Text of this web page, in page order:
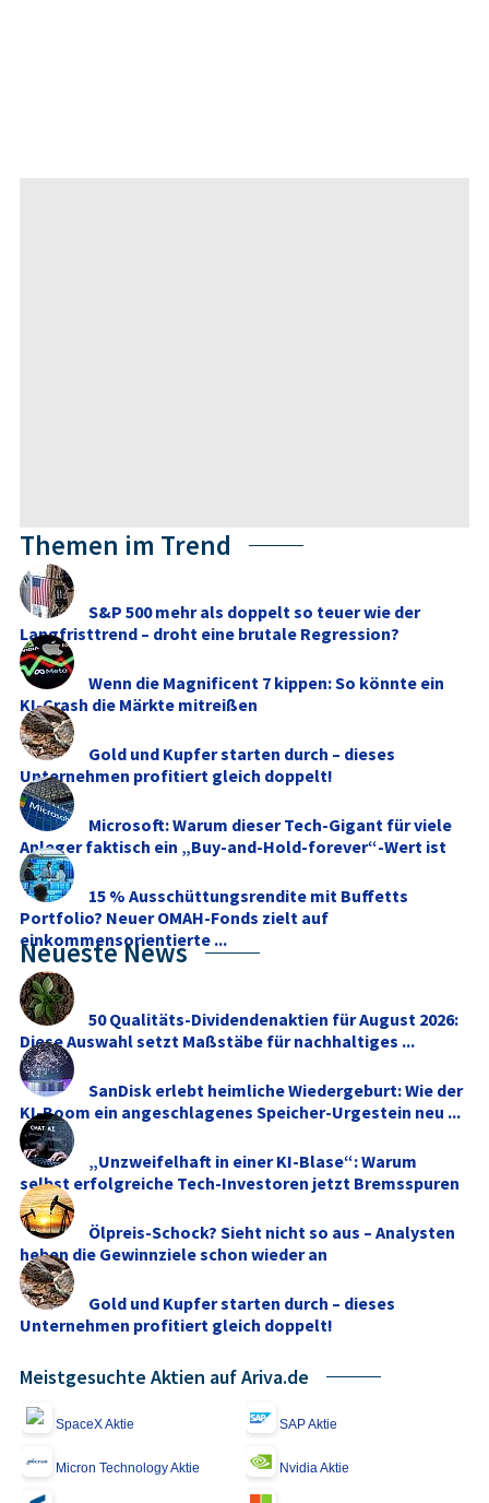
Themen im Trend
S&P 500 mehr als doppelt so teuer wie der
Langfristtrend – droht eine brutale Regression?
Wenn die Magnificent 7 kippen: So könnte ein
KI-Crash die Märkte mitreißen
Gold und Kupfer starten durch – dieses
Unternehmen profitiert gleich doppelt!
Microsoft: Warum dieser Tech-Gigant für viele
Anleger faktisch ein „Buy-and-Hold-forever“-Wert ist
15 % Ausschüttungsrendite mit Buffetts
Portfolio? Neuer OMAH-Fonds zielt auf
einkommensorientierte ...
Neueste News
50 Qualitäts-Dividendenaktien für August 2026:
Diese Auswahl setzt Maßstäbe für nachhaltiges ...
SanDisk erlebt heimliche Wiedergeburt: Wie der
KI-Boom ein angeschlagenes Speicher-Urgestein neu ...
„Unzweifelhaft in einer KI-Blase“: Warum
selbst erfolgreiche Tech-Investoren jetzt Bremsspuren
...
Ölpreis-Schock? Sieht nicht so aus – Analysten
heben die Gewinnziele schon wieder an
Gold und Kupfer starten durch – dieses
Unternehmen profitiert gleich doppelt!
Meistgesuchte Aktien auf Ariva.de
SpaceX Aktie SAP Aktie
Micron Technology Aktie Nvidia Aktie